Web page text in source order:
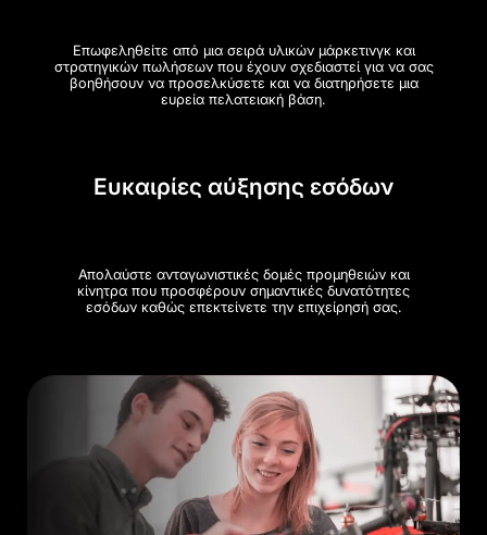
Επωφεληθείτε από μια σειρά υλικών μάρκετινγκ και
στρατηγικών πωλήσεων που έχουν σχεδιαστεί για να σας
βοηθήσουν να προσελκύσετε και να διατηρήσετε μια
ευρεία πελατειακή βάση.
Ευκαιρίες αύξησης εσόδων
Απολαύστε ανταγωνιστικές δομές προμηθειών και
κίνητρα που προσφέρουν σημαντικές δυνατότητες
εσόδων καθώς επεκτείνετε την επιχείρησή σας.